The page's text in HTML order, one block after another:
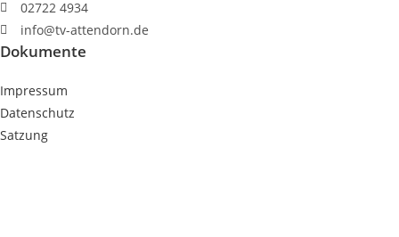
02722 4934
info@tv-attendorn.de
Dokumente
Impressum
Datenschutz
Satzung